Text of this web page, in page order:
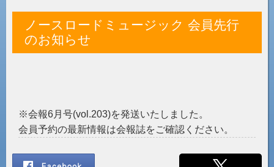
ノースロードミュージック 会員先行
のお知らせ
※会報6月号(vol.203)を発送いたしました。
会員予約の最新情報は会報誌をご確認ください。